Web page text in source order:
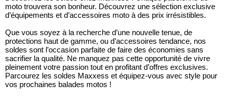
moto trouvera son bonheur. Découvrez une sélection exclusive
d’équipements et d’accessoires moto à des prix irrésistibles.
Que vous soyez à la recherche d’une nouvelle tenue, de
protections haut de gamme, ou d’accessoires tendance, nos
soldes sont l’occasion parfaite de faire des économies sans
sacrifier la qualité. Ne manquez pas cette opportunité de vivre
pleinement votre passion tout en profitant d’offres exclusives.
Parcourez les soldes Maxxess et équipez-vous avec style pour
vos prochaines balades motos !